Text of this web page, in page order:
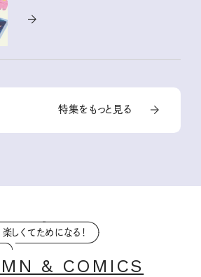
特集をもっと見る
楽しくてためになる！
& COMICS